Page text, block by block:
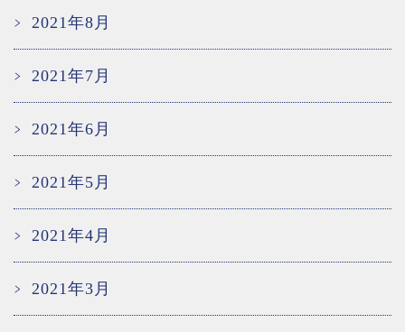
2021年8月
2021年7月
2021年6月
2021年5月
2021年4月
2021年3月